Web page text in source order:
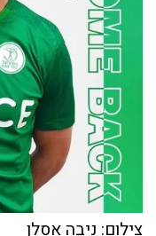
צילום: ניבה אסלן